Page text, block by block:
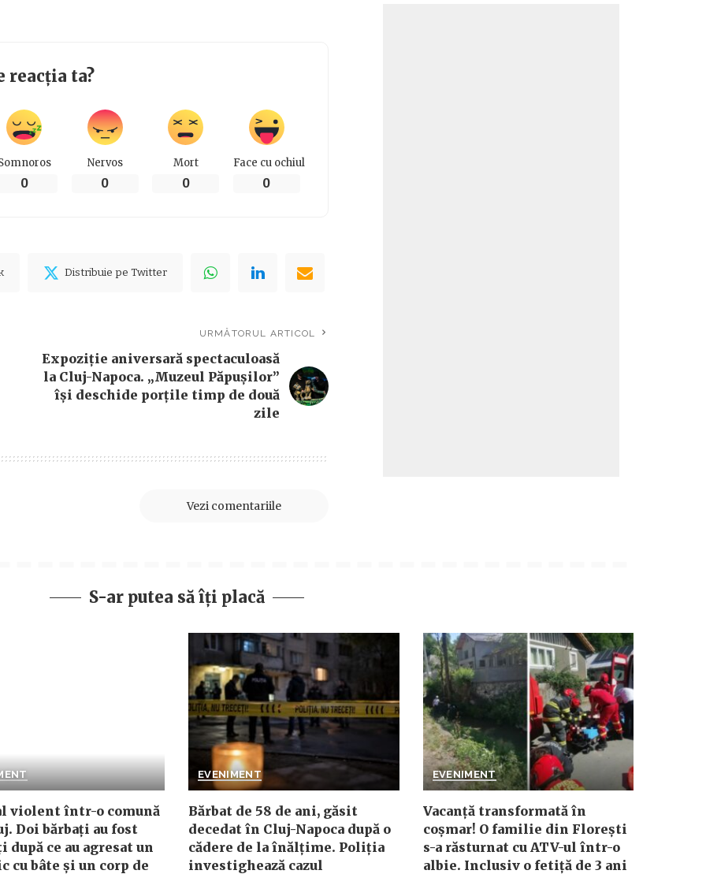
reacția ta?
0
Nervos
0
Mort
0
Face cu ochiul
0
Distribuie pe Twitter
URMĂTORUL ARTICOL
Expoziție aniversară spectaculoasă
la Cluj-Napoca. „Muzeul Păpușilor”
își deschide porțile timp de două
zile
Vezi comentariile
S-ar putea să îți placă
violent într-o comună
Doi bărbați au fost
ce au agresat un
cu bâte și un corp de
EVENIMENT
Bărbat de 58 de ani, găsit
decedat în Cluj-Napoca după o
cădere de la înălțime. Poliția
investighează cazul
EVENIMENT
Vacanță transformată în
coșmar! O familie din Florești
s-a răsturnat cu ATV-ul într-o
albie. Inclusiv o fetiță de 3 ani